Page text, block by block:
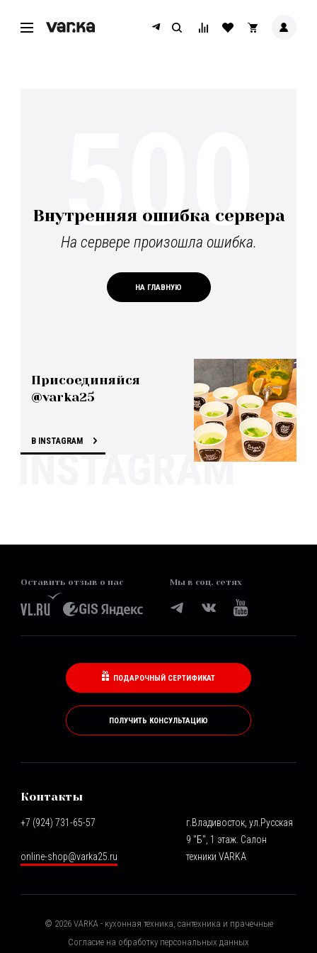
Внутренняя ошибка сервера
На сервере произошла ошибка.
НА ГЛАВНУЮ
500
Присоединяйся
@varka25
В INSTAGRAM
Оставить отзыв о нас Мы в соц. сетях
ПОДАРОЧНЫЙ СЕРТИФИКАТ
ПОЛУЧИТЬ КОНСУЛЬТАЦИЮ
Контакты
+7 (924) 731-65-57
online-shop@varka25.ru
г.Владивосток, ул.Русская
9 "Б", 1 этаж. Салон
техники VARKA
© 2026VARKA - кухонная техника, сантехника и прачечные
Согласие на обработку персональных данных